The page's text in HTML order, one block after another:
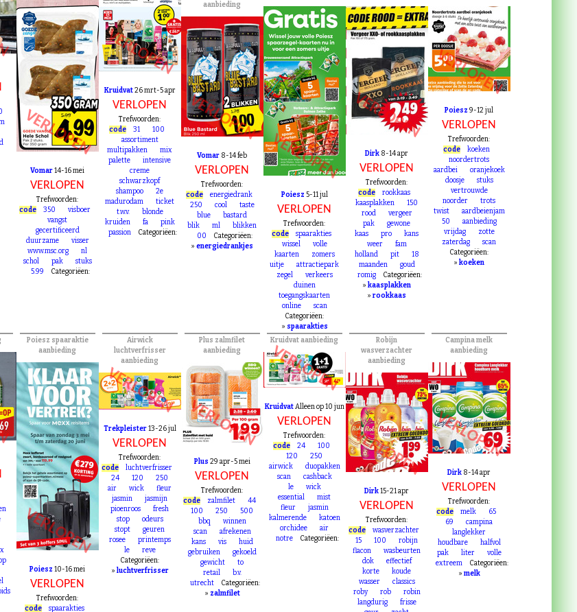
VERLOPEN
Vomar14-16 mei
VERLOPEN
Trefwoorden:
code
350
visboer
vangst
gecertificeerd
duurzame
visser
www.msc.org
nl
schol
pak
stuks
5.99
Categoriëen:
VERLOPEN
Kruidvat26 mrt-5 apr
VERLOPEN
Trefwoorden:
code
31
100
assortiment
multipakken
mix
palette
intensive
creme
schwarzkopf
shampoo
2e
madurodam
ticket
t.w.v.
blonde
kruiden
fa
pink
passion
Categoriëen:
aanbieding
VERLOPEN
Vomar 8-14 feb
VERLOPEN
Trefwoorden:
code
energiedrank
250
cool
taste
blue
bastard
blik
ml
blikken
00
Categoriëen:
»energiedrankjes
VERLOPEN
Poiesz 5-11 jul
VERLOPEN
Trefwoorden:
code
spaarakties
wissel
volle
kaarten
zomers
uitje
attractiepark
zegel
verkeers
duinen
toegangskaarten
online
scan
Categoriëen:
» spaarakties
VERLOPEN
Dirk 8-14 apr
VERLOPEN
Trefwoorden:
code
rookkaas
kaasplakken
150
rood
vergeer
pak
gewone
kaas
pro
kans
weer
fam
holland
pit
18
maanden
goud
romig
Categoriëen:
»kaasplakken
»rookkaas
VERLOPEN
Poiesz 9-12 jul
VERLOPEN
Trefwoorden:
code
koeken
noordertrots
aardbei
oranjekoek
doosje
stuks
vertrouwde
noorder
trots
twist
aardbeienjam
50
aanbieding
vrijdag
zotte
zaterdag
scan
Categoriëen:
»koeken
Poiesz spaaraktie
aanbieding
VERLOPEN
Poiesz 10-16 mei
VERLOPEN
Trefwoorden:
code
spaarakties
Airwick
luchtverfrisser
aanbieding
VERLOPEN
Trekpleister13-26 jul
VERLOPEN
Trefwoorden:
code
luchtverfrisser
24
120
250
air
wick
fleur
jasmin
jasmijn
pioenroos
fresh
stop
odeurs
stopt
geuren
rosee
printemps
le
reve
Categoriëen:
» luchtverfrisser
Plus zalmfilet
aanbieding
VERLOPEN
Plus 29 apr-5 mei
VERLOPEN
Trefwoorden:
code
zalmfilet
44
100
250
500
bbq
winnen
scan
afrekenen
kans
vis
huid
gebruiken
gekoeld
gewicht
to
retail
b.v.
utrecht
Categoriëen:
» zalmfilet
Kruidvat aanbieding
VERLOPEN
KruidvatAlleen op 10 jun
VERLOPEN
Trefwoorden:
code
24
100
120
250
airwick
duopakken
scan
cashback
le
wick
essential
mist
fleur
jasmin
kalmerende
katoen
orchidee
air
notre
Categoriëen:
Robijn
wasverzachter
aanbieding
VERLOPEN
Dirk15-21 apr
VERLOPEN
Trefwoorden:
code
wasverzachter
15
100
robijn
flacon
wasbeurten
dok
effectief
korte
koude
wasser
classics
roby
rob
robin
langdurig
frisse
Campina melk
aanbieding
VERLOPEN
Dirk 8-14 apr
VERLOPEN
Trefwoorden:
code
melk
65
69
campina
langlekker
houdbare
halfvol
pak
liter
volle
extreem
Categoriëen:
» melk